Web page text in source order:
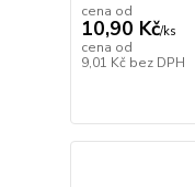
cena od
10,90 Kč/ks
cena od
9,01 Kč bez DPH